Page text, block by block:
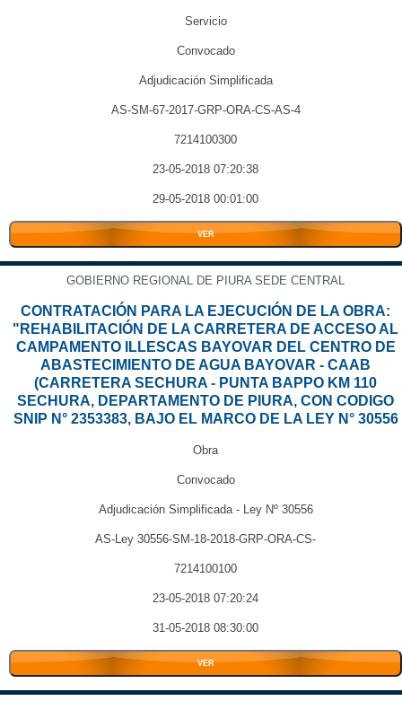
Servicio
Convocado
Adjudicación Simplificada
AS-SM-67-2017-GRP-ORA-CS-AS-4
7214100300
23-05-2018 07:20:38
29-05-2018 00:01:00
VER
GOBIERNO REGIONAL DE PIURA SEDE CENTRAL
CONTRATACIÓN PARA LA EJECUCIÓN DE LA OBRA:
"REHABILITACIÓN DE LA CARRETERA DE ACCESO AL
CAMPAMENTO ILLESCAS BAYOVAR DEL CENTRO DE
ABASTECIMIENTO DE AGUA BAYOVAR - CAAB
(CARRETERA SECHURA - PUNTA BAPPO KM 110
SECHURA, DEPARTAMENTO DE PIURA, CON CODIGO
SNIP N° 2353383, BAJO EL MARCO DE LA LEY N° 30556
Obra
Convocado
Adjudicación Simplificada - Ley Nº 30556
AS-Ley 30556-SM-18-2018-GRP-ORA-CS-
7214100100
23-05-2018 07:20:24
31-05-2018 08:30:00
VER